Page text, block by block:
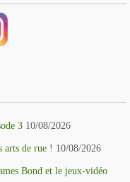
3 10/08/2026
arts de rue ! 10/08/2026
Bond et le jeux-vidéo